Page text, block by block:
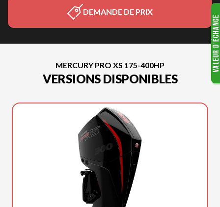
DEMANDE DE PRIX
MERCURY PRO XS 175-400HP
VERSIONS DISPONIBLES